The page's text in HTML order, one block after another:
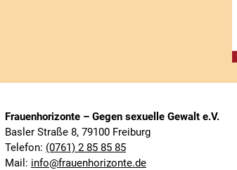
Frauenhorizonte – Gegen sexuelle Gewalt e.V.
Basler Straße 8, 79100 Freiburg
Telefon: (0761) 2 85 85 85
Mail: info@frauenhorizonte.de